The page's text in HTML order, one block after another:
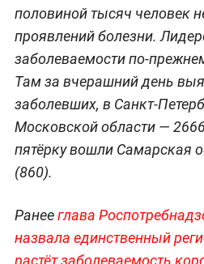
половиной тысяч человек
проявлений болезни.
заболеваемости по-
Там за вчерашний день
заболевших, в Санкт-
Московской области —
пятёрку вошли Самарская
(860).
Ранееглава
назвала единственный
растёт заболеваемость